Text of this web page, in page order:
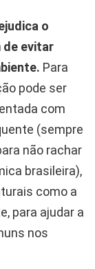
o
de evitar
Para
pode ser
com
(sempre
não rachar
brasileira),
como a
para ajudar a
nos